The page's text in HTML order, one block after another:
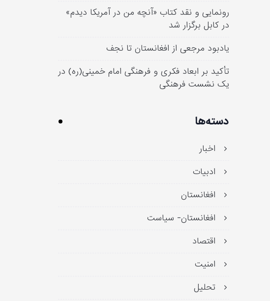
رونمایی و نقد کتاب «آنچه من در آمریکا دیدم»
در کابل برگزار شد
یادبود مرجعی از افغانستان تا نجف
تأکید بر ابعاد فکری و فرهنگی امام خمینی(ره) در
یک نشست فرهنگی
دسته‌ها
اخبار
ادبیات
افغانستان
افغانستان- سیاست
اقتصاد
امنیت
تحلیل